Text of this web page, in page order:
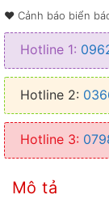
♥︎ Cảnh báo biển
♥︎ Ghi lại video
Hotline 1:
Hotline 2:
Hotline 3:
Mô tả